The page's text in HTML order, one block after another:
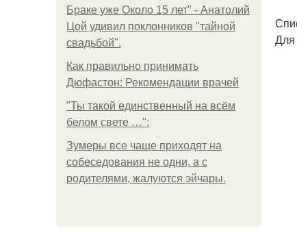
Браке уже Около 15 лет" - Анатолий
Цой удивил поклонников "тайной
свадьбой".
Как правильно принимать
Дюфастон: Рекомендации врачей
"Ты такой единственный на всём
белом свете …":
Зумеры все чаще приходят на
собеседования не одни, а с
родителями, жалуются эйчары.
Для